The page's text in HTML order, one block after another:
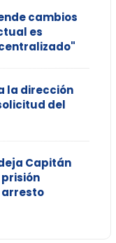
cambios
es
la dirección
del
Capitán
arresto